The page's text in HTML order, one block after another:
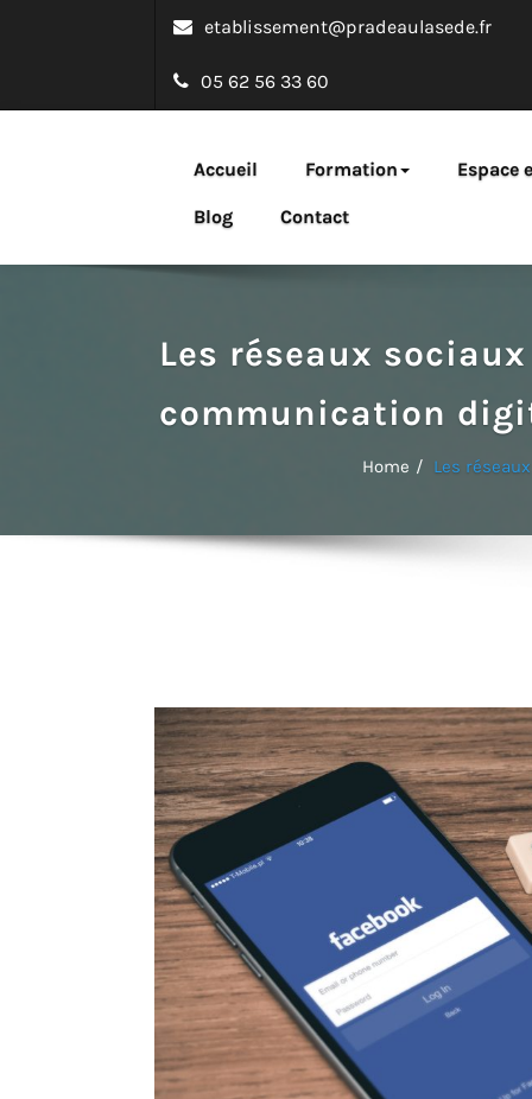
etablissement@pradeaulasede.fr
05 62 56 33 60
Bachelor
Accueil Formation Espace
Blog Contact
Les réseaux
communication
Home Les